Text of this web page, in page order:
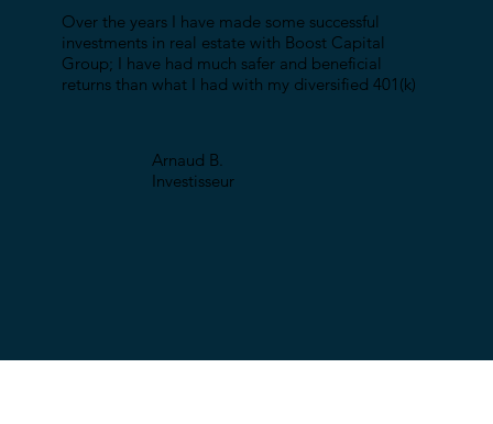
Over the years I have made some successful
investments in real estate with Boost Capital
Group; I have had much safer and beneficial
returns than what I had with my diversified 401(k)
Arnaud B.
Investisseur